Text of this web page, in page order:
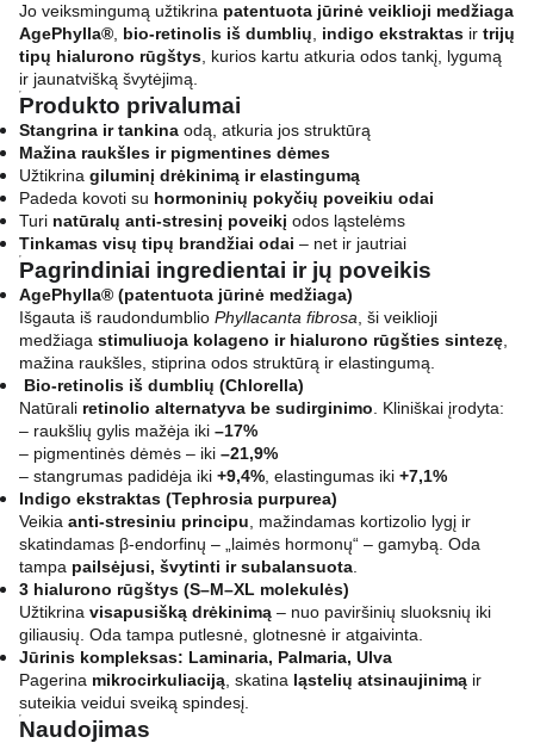
Jo veiksmingumą užtikrina patentuota jūrinė veiklioji medžiaga
AgePhylla® bio-retinolis iš dumblių indigo ekstraktas ir trijų
tipų hialurono rūgštys , kurios kartu atkuria odos tankį, lygumą
ir jaunatvišką švytėjimą.
Produkto privalumai
Stangrina ir tankina odą, atkuria jos struktūrą
Mažina raukšles ir pigmentines dėmes
Užtikrina giluminį drėkinimą ir elastingumą
Padeda kovoti su hormoninių pokyčių poveikiu odai
Turi natūralų anti-stresinį poveikį odos ląstelėms
Tinkamas visų tipų brandžiai odai – net ir jautriai
Pagrindiniai ingredientai ir jų poveikis
AgePhylla® (patentuota jūrinė medžiaga)
Išgauta iš raudondumblio Phyllacanta fibrosa , ši veiklioji
medžiaga stimuliuoja kolageno ir hialurono rūgšties sintezę
mažina raukšles, stiprina odos struktūrą ir elastingumą.
Bio-retinolis iš dumblių (Chlorella)
Natūrali retinolio alternatyva be sudirginimo . Kliniškai įrodyta:
– raukšlių gylis mažėja iki –17%
– pigmentinės dėmės – iki –21,9%
– stangrumas padidėja iki +9,4% , elastingumas iki +7,1%
Indigo ekstraktas (Tephrosia purpurea)
Veikia anti-stresiniu principu , mažindamas kortizolio lygį ir
skatindamas β-endorfinų – „laimės hormonų“ – gamybą. Oda
tampa pailsėjusi, švytinti ir subalansuota
3 hialurono rūgštys (S–M–XL molekulės)
Užtikrina visapusišką drėkinimą – nuo paviršinių sluoksnių iki
giliausių. Oda tampa putlesnė, glotnesnė ir atgaivinta.
Jūrinis kompleksas: Laminaria, Palmaria, Ulva
Pagerina mikrocirkuliaciją , skatina ląstelių atsinaujinimą ir
suteikia veidui sveiką spindesį.
Naudojimas